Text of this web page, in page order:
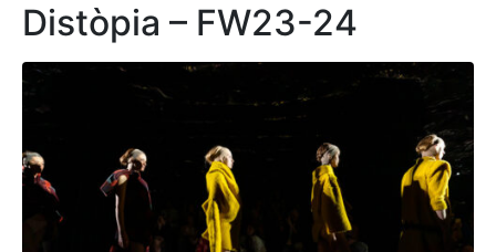
Distòpia – FW23-24